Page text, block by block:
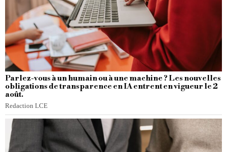
Parlez-vous à un humain ou à une machine ? Les nouvelles
obligations de transparence en IA entrent en vigueur le 2
août.
Redaction LCE